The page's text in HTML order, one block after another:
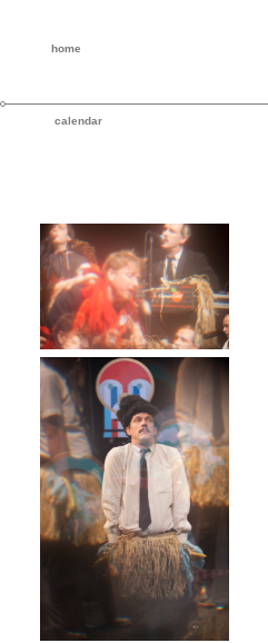
home
calendar